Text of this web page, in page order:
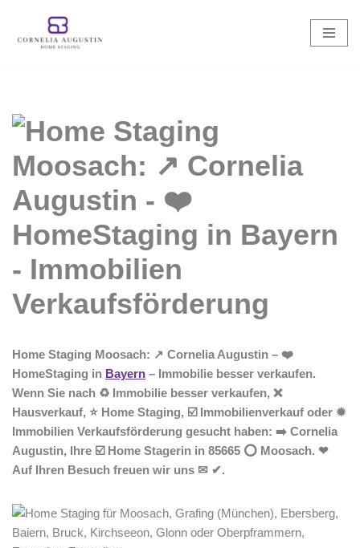
Zum
Home Staging Moosach: ↗️ Cornelia Augustin – ❤️
HomeStaging in Bayern – Immobilie besser verkaufen.
Wenn Sie nach ♻ Immobilie besser verkaufen, ❌
Hausverkauf, ⭐ Home Staging, ☑️ Immobilienverkauf oder ✹
Immobilien Verkaufsförderung gesucht haben: ➡️ Cornelia
Augustin, Ihre ☑️ Home Stagerin in 85665 ⭕ Moosach. ❤
Auf Ihren Besuch freuen wir uns ✉ ✔.